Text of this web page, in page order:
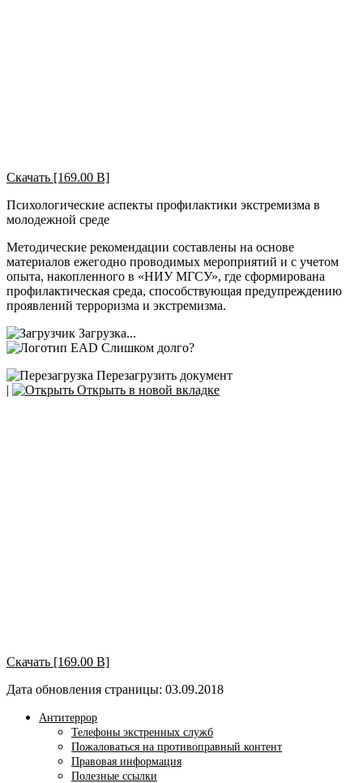
Скачать [169.00 B]
Психологические аспекты профилактики экстремизма в
молодежной среде
Методические рекомендации составлены на основе
материалов ежегодно проводимых мероприятий и с учетом
опыта, накопленного в «НИУ МГСУ», где сформирована
профилактическая среда, способствующая предупреждению
проявлений терроризма и экстремизма.
Загрузка...
Слишком долго?
Перезагрузить документ
|
Открыть в новой вкладке
Скачать [169.00 B]
Дата обновления страницы: 03.09.2018
Антитеррор
Телефоны экстренных служб
Пожаловаться на противоправный контент
Правовая информация
Полезные ссылки